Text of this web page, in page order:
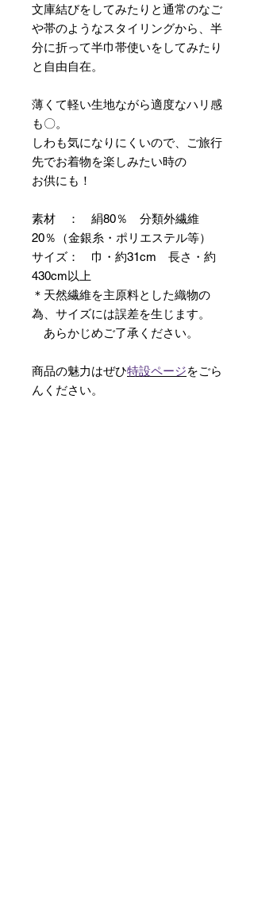
文庫結びをしてみたりと通常のなご
や帯のようなスタイリングから、半
分に折って半巾帯使いをしてみたり
と自由自在。
薄くて軽い生地ながら適度なハリ感
も〇。
しわも気になりにくいので、ご旅行
先でお着物を楽しみたい時の
お供にも！
素材 ： 絹80％ 分類外繊維
20％（金銀糸・ポリエステル等）
サイズ： 巾・約31cm 長さ・約
430cm以上
＊天然繊維を主原料とした織物の
為、サイズには誤差を生じます。
あらかじめご了承ください。
商品の魅力はぜひ特設ページをごら
んください。